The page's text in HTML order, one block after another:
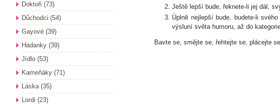
Ještě lepší bude, řeknete-li jej dál,
Úplně nejlepší bude, budete-li
výsluní světa humoru, až do
Bavte se, smějte se, řehtejte se, plácejte
Doktoři (73)
Důchodci (54)
Gayové (39)
Hádanky (39)
Jídlo (53)
Kameňáky (71)
Láska(35)
Lordi (23)